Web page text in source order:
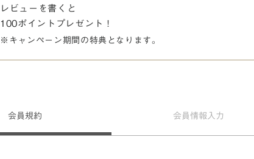
レビューを書くと
100ポイントプレゼント！
※キャンペーン期間の特典となります。
会員 規約 会員情報 入力